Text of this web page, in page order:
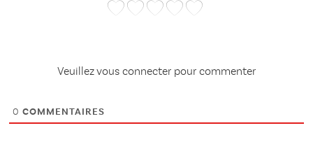
Veuillez vous connecter pour commenter
0 COMMENTAIRES